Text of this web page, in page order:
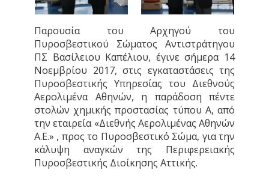
Παρουσία του Αρχηγού του
Πυροσβεστικού Σώματος Αντιστράτηγου
ΠΣ Βασίλειου Καπέλιου, έγινε σήμερα 14
Νοεμβρίου 2017, στις εγκαταστάσεις της
Πυροσβεστικής Υπηρεσίας του Διεθνούς
Αερολιμένα Αθηνών, η παράδοση πέντε
στολών χημικής προστασίας τύπου Α, από
την εταιρεία «Διεθνής Αερολιμένας Αθηνών
Α.Ε.» , προς το Πυροσβεστικό Σώμα, για την
κάλυψη αναγκών της Περιφερειακής
Πυροσβεστικής Διοίκησης Αττικής.